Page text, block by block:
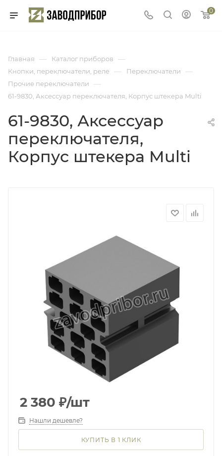
0
Главная — Каталог приборов —
Кнопки, переключатели, реле — Переключатели —
Прочие переключатели —
61-9830, Аксессуар переключателя, Корпус штекера Multi
61-9830, Аксессуар
переключателя,
Корпус штекера Multi
2 380 ₽/шт
Нашли дешевле?
КУПИТЬ В 1 КЛИК